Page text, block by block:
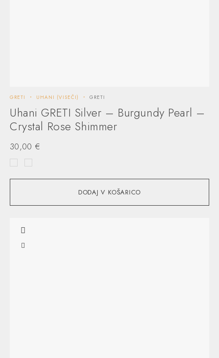
DODAJ V KOŠARICO
GRETI UHANI (VISEČI) GRETI
Uhani GRETI Silver – Burgundy Pearl –
Crystal Rose Shimmer
30,00 €